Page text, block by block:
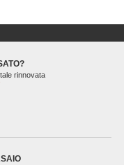
rinnovata